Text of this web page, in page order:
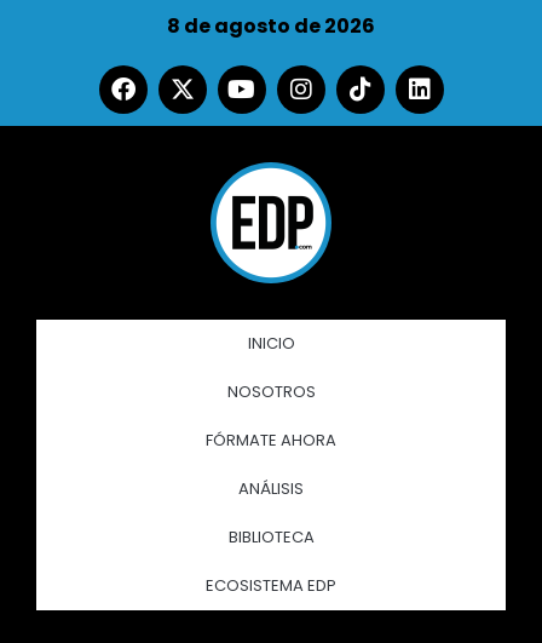
8 de agosto de 2026
INICIO
NOSOTROS
FÓRMATE AHORA
ANÁLISIS
BIBLIOTECA
ECOSISTEMA EDP